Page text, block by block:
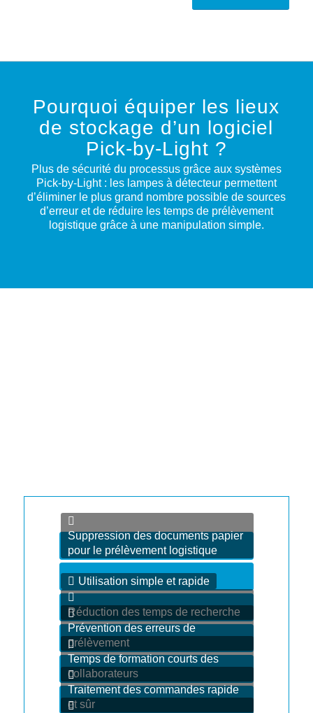
Pourquoi équiper les lieux
de stockage d’un logiciel
Pick-by-Light ?
Plus de sécurité du processus grâce aux systèmes
Pick-by-Light : les lampes à détecteur permettent
d’éliminer le plus grand nombre possible de sources
d’erreur et de réduire les temps de prélèvement
logistique grâce à une manipulation simple.
Suppression des documents papier
pour le prélèvement logistique
Utilisation simple et rapide
Réduction des temps de recherche
Prévention des erreurs de
prélèvement
Temps de formation courts des
collaborateurs
Traitement des commandes rapide
et sûr